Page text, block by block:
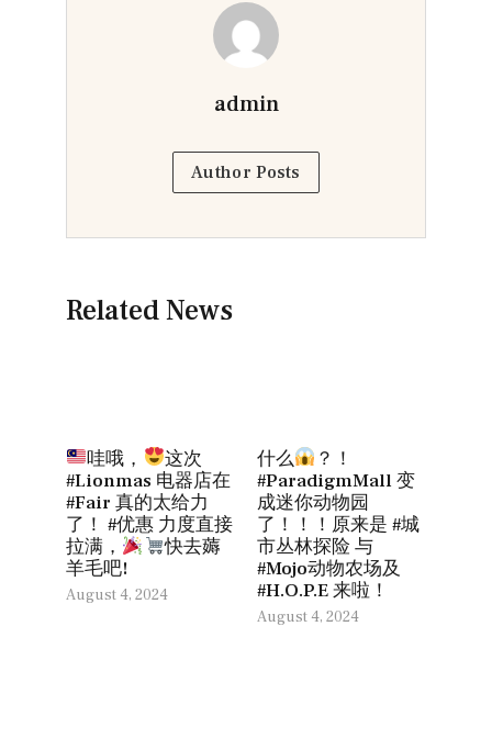
admin
Author Posts
Related News
哇哦，
这次
#Lionmas 电器店在
#Fair 真的太给力
了！ #优惠 力度直接
拉满，
快去薅
羊毛吧!
August 4, 2024
什么
？！
#ParadigmMall 变
成迷你动物园
了！！！原来是 #城
市丛林探险 与
#Mojo动物农场及
#H.O.P.E 来啦！
August 4, 2024